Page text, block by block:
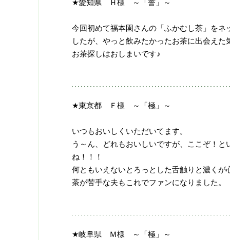
★愛知県 Ｈ様 ～「誉」～
今回初めて福本園さんの「ふかむし茶」をネ
したが、やっと飲みたかったお茶に出会えた
お茶探しはおしまいです♪
★東京都 Ｆ様 ～「極」～
いつもおいしくいただいてます。
う～ん、どれもおいしいですが、ここぞ！と
ね！！！
何ともいえないとろっとした舌触りと濃くが
茶が苦手な夫もこれでファンになりました。
★岐阜県 Ｍ様 ～「極」～